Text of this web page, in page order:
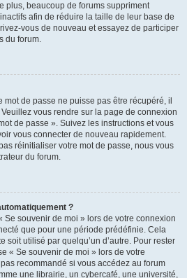
plus, beaucoup de forums suppriment
afin de réduire la taille de leur base de
vous de nouveau et essayez de participer
du forum.
mot de passe ne puisse pas être récupéré, il
vous rendre sur la page de connexion
de passe ». Suivez les instructions et vous
vous connecter de nouveau rapidement.
réinitialiser votre mot de passe, nous vous
du forum.
?
Se souvenir de moi » lors de votre connexion
que pour une période prédéfinie. Cela
soit utilisé par quelqu’un d’autre. Pour rester
« Se souvenir de moi » lors de votre
recommandé si vous accédez au forum
une librairie, un cybercafé, une université,